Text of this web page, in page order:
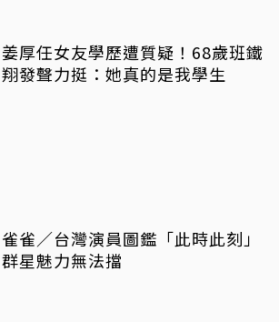
姜厚任女友學歷遭質疑！68歲班鐵
翔發聲力挺：她真的是我學生
雀雀／台灣演員圖鑑「此時此刻」
群星魅力無法擋